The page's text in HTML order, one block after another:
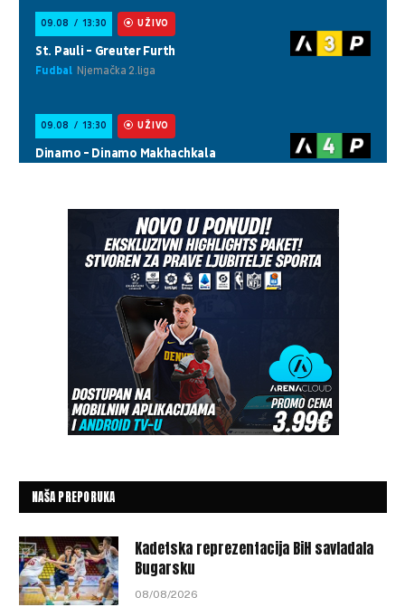
NAŠA PREPORUKA
Kadetska reprezentacija BiH savladala
Bugarsku
08/08/2026